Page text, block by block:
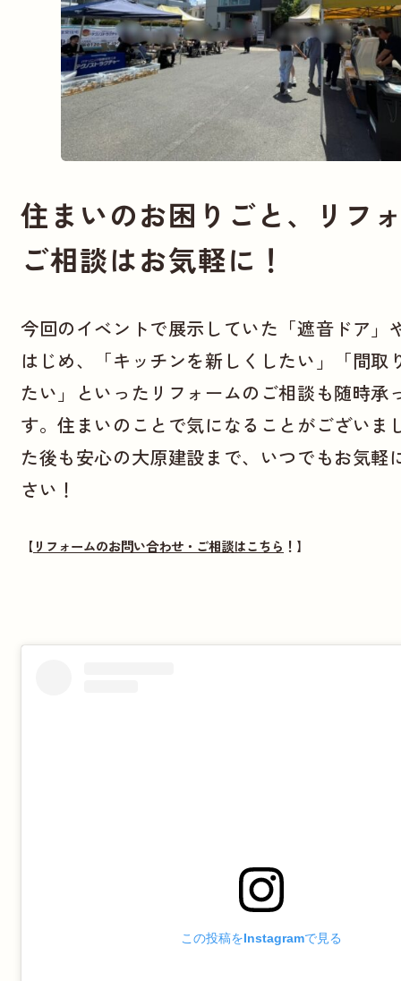
住まいのお困りごと、リフ
ご相談はお気軽に！
今回のイベントで展示していた「遮音ドア」
はじめ、「キッチンを新しくしたい」「間取
たい」といったリフォームのご相談も随時承
す。住まいのことで気になることがございま
た後も安心の大原建設まで、いつでもお気軽
さい！
【リフォームのお問い合わせ・ご相談はこちら ！】
この投稿をInstagramで見る